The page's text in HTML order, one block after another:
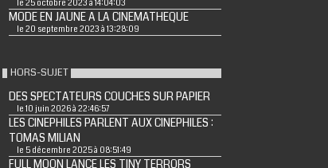
le 25 octobre 2023 à 14:04:03
MODE EN JAUNE A LA CINEMATHEQUE
le 20 septembre 2023 à 13:28:09
HORS-SUJET
DES SPECTATEURS COUCHES SUR PAPIER
le 10 juin 2026 à 22:46:57
LES CINEPHILES PARLENT AUX CINEPHILES :
TOMAS MILIAN
le 5 décembre 2025 à 08:51:49
FULL MOON LANCE LES TINY TERRORS